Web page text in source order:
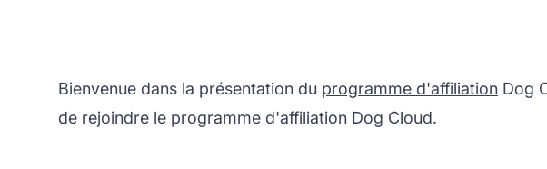
Bienvenue dans la présentation du programme d'affiliation Dog
de rejoindre le programme d'affiliation Dog Cloud.